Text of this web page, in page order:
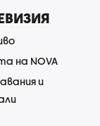
на NOVA
и